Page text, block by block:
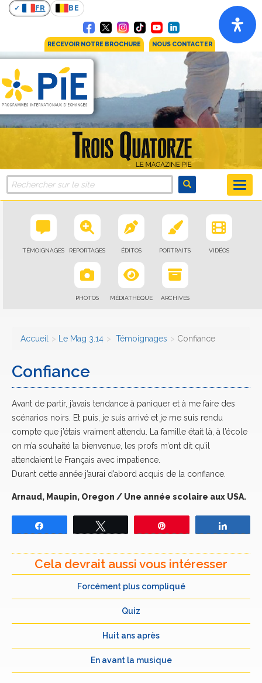
FR BE
RECEVOIR NOTRE BROCHURE NOUS CONTACTER
TÉMOIGNAGES REPORTAGES ÉDITOS PORTRAITS VIDÉOS
PHOTOS MÉDIATHÈQUE ARCHIVES
Accueil Le Mag 3.14 Témoignages Confiance
Confiance
Avant de partir, j’avais tendance à paniquer et à me faire des
scénarios noirs. Et puis, je suis arrivé et je me suis rendu
compte que j’étais vraiment attendu. La famille était là, à l’école
on m’a souhaité la bienvenue, les profs m’ont dit qu’il
attendaient le Français avec impatience.
Durant cette année j’aurai d’abord acquis de la confiance.
Arnaud, Maupin, Oregon / Une année scolaire aux USA.
Cela devrait aussi vous intéresser
Forcément plus compliqué
Quiz
Huit ans après
En avant la musique